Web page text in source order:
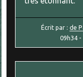
Écrit par :de
09h34 -